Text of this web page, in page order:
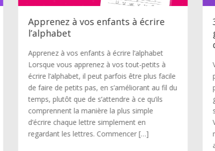
Apprenez à vos enfants à écrire
l’alphabet
Apprenez à vos enfants à écrire l’alphabet
Lorsque vous apprenez à vos tout-petits à
écrire l’alphabet, il peut parfois être plus facile
de faire de petits pas, en s’améliorant au fil du
temps, plutôt que de s’attendre à ce qu’ils
comprennent la manière la plus simple
d’écrire chaque lettre simplement en
regardant les lettres. Commencer […]